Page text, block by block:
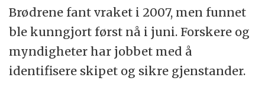
Brødrene fant vraket i 2007, men funnet
ble kunngjort først nå i juni. Forskere og
myndigheter har jobbet med å
identifisere skipet og sikre gjenstander.